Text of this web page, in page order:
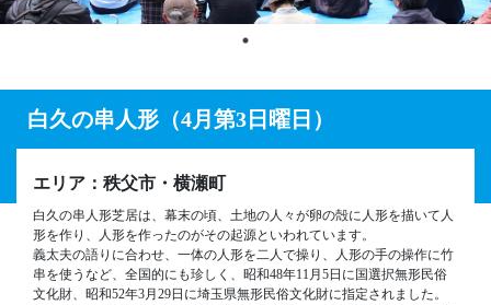
白久の串人形（4月第3日曜日）
エリア：秩父市・横瀬町
白久の串人形芝居は、幕末の頃、土地の人々が卵の殻に人形を描いて人
形を作り、人形を作ったのがその起源といわれています。
義太夫の語りに合わせ、一体の人形を二人で操り、人形の手の操作に竹
串を使うなど、全国的にも珍しく、昭和48年11月5日に国選択無形民俗
文化財、昭和52年3月29日に埼玉県無形民俗文化財に指定されました。